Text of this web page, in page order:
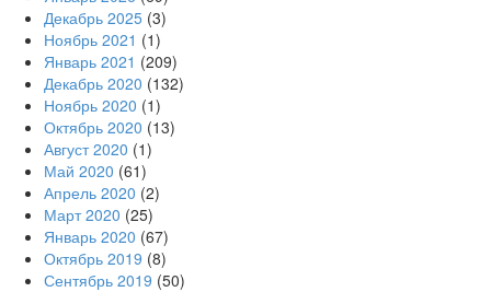
Декабрь 2025 (3)
Ноябрь 2021 (1)
Январь 2021 (209)
Декабрь 2020 (132)
Ноябрь 2020 (1)
Октябрь 2020 (13)
Август 2020 (1)
Май 2020 (61)
Апрель 2020 (2)
Март 2020 (25)
Январь 2020 (67)
Октябрь 2019 (8)
Сентябрь 2019 (50)